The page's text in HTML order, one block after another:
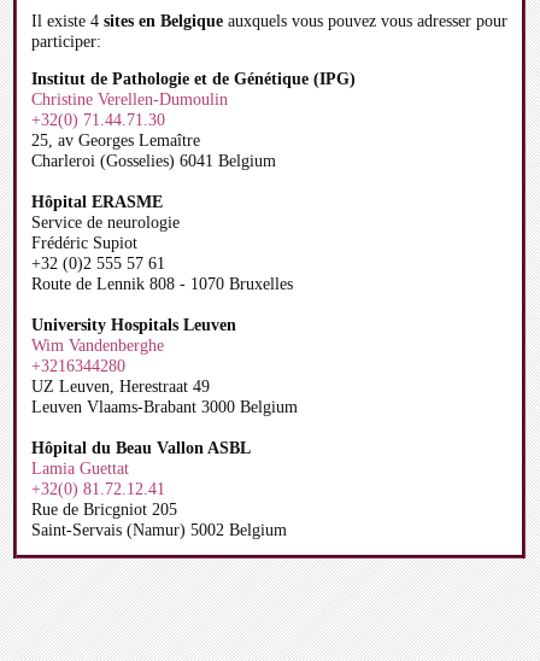
Il existe 4 sites en Belgique auxquels vous pouvez vous adresser pour
participer:
Institut de Pathologie et de Génétique (IPG)
Christine Verellen-Dumoulin
+32(0) 71.44.71.30
25, av Georges Lemaître
Charleroi (Gosselies) 6041 Belgium
Hôpital ERASME
Service de neurologie
Frédéric Supiot
+32 (0)2 555 57 61
Route de Lennik 808 - 1070 Bruxelles
University Hospitals Leuven
Wim Vandenberghe
+3216344280
UZ Leuven, Herestraat 49
Leuven Vlaams-Brabant 3000 Belgium
Hôpital du Beau Vallon ASBL
Lamia Guettat
+32(0) 81.72.12.41
Rue de Bricgniot 205
Saint-Servais (Namur) 5002 Belgium